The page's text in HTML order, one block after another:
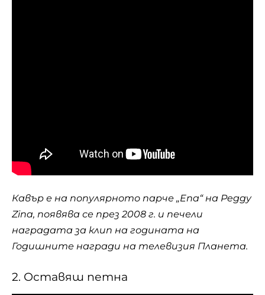
Кавър е на популярното парче „Ena“ на Peggy
Zina, появява се през 2008 г. и печели
наградата за клип на годината на
Годишните награди на телевизия Планета.
2. Оставяш петна